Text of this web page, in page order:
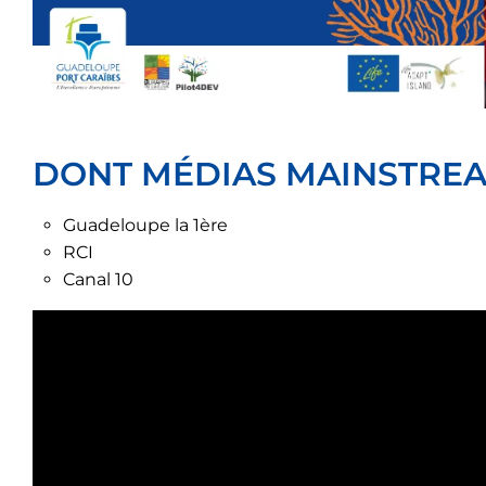
DONT MÉDIAS
Guadeloupe la 1ère
RCI
Canal 10